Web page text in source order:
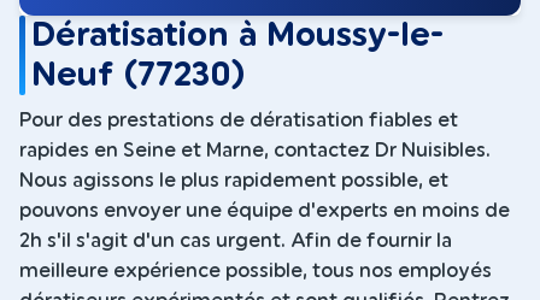
Dératisation à Moussy-le-
Neuf (77230)
Pour des prestations de dératisation fiables et
rapides en Seine et Marne, contactez Dr Nuisibles.
Nous agissons le plus rapidement possible, et
pouvons envoyer une équipe d'experts en moins de
2h s'il s'agit d'un cas urgent. Afin de fournir la
meilleure expérience possible, tous nos employés